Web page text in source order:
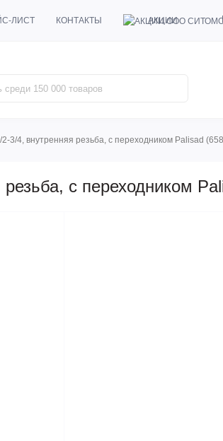
ЛИСТ КОНТАКТЫ АКЦИИ
3/4, внутренняя резьба, с переходником Palisad
с переходником